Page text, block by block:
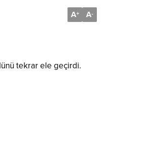
A+ A-
tekrar ele geçirdi.